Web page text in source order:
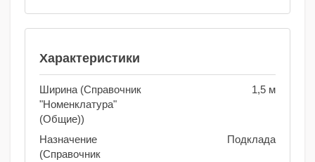
Характеристики
Ширина (Справочник
"Номенклатура"
(Общие))
1,5 м
Назначение
(Справочник
Подклада